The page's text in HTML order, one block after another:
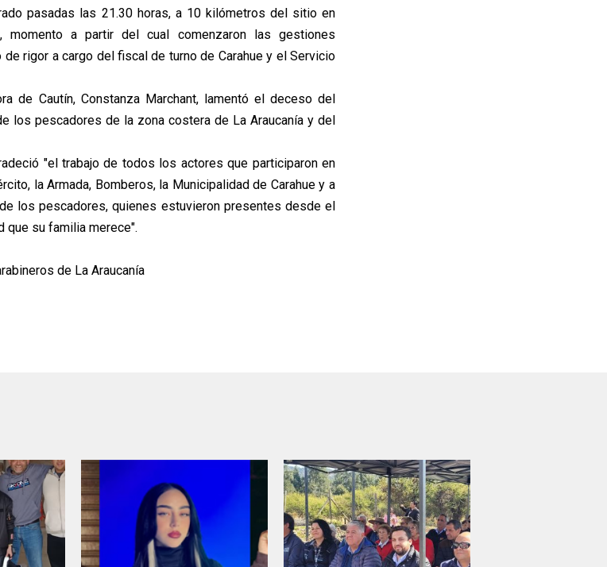
pasadas las 21.30 horas, a 10 kilómetros del sitio en
momento a partir del cual comenzaron las gestiones
rigor a cargo del fiscal de turno de Carahue y el Servicio
de Cautín, Constanza Marchant, lamentó el deceso del
los pescadores de la zona costera de La Araucanía y del
"el trabajo de todos los actores que participaron en
la Armada, Bomberos, la Municipalidad de Carahue y a
los pescadores, quienes estuvieron presentes desde el
que su familia merece".
de La Araucanía